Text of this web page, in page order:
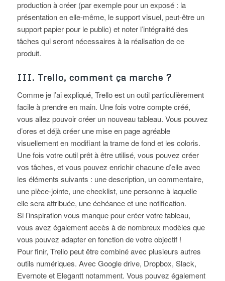
production à créer (par exemple pour un exposé : la
présentation en elle-même, le support visuel, peut-être un
support papier pour le public) et noter l’intégralité des
tâches qui seront nécessaires à la réalisation de ce
produit.
III. Trello, comment ça marche ?
Comme je l’ai expliqué, Trello est un outil particulièrement
facile à prendre en main. Une fois votre compte créé,
vous allez pouvoir créer un nouveau tableau. Vous pouvez
d’ores et déjà créer une mise en page agréable
visuellement en modifiant la trame de fond et les coloris.
Une fois votre outil prêt à être utilisé, vous pouvez créer
vos tâches, et vous pouvez enrichir chacune d’elle avec
les éléments suivants : une description, un commentaire,
une pièce-jointe, une checklist, une personne à laquelle
elle sera attribuée, une échéance et une notification.
Si l’inspiration vous manque pour créer votre tableau,
vous avez également accès à de nombreux modèles que
vous pouvez adapter en fonction de votre objectif !
Pour finir, Trello peut être combiné avec plusieurs autres
outils numériques. Avec Google drive, Dropbox, Slack,
Evernote et Elegantt notamment. Vous pouvez également